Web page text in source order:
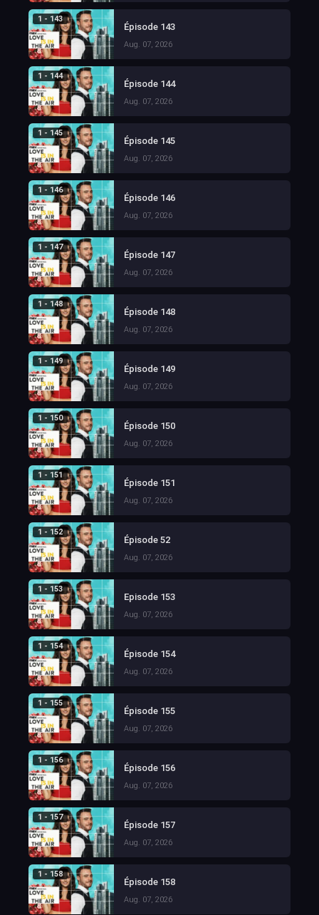
1 - 143
Épisode 143
Aug. 07, 2026
1 - 144
Épisode 144
Aug. 07, 2026
1 - 145
Épisode 145
Aug. 07, 2026
1 - 146
Épisode 146
Aug. 07, 2026
1 - 147
Épisode 147
Aug. 07, 2026
1 - 148
Épisode 148
Aug. 07, 2026
1 - 149
Épisode 149
Aug. 07, 2026
1 - 150
Épisode 150
Aug. 07, 2026
1 - 151
Épisode 151
Aug. 07, 2026
1 - 152
Épisode 52
Aug. 07, 2026
1 - 153
Episode 153
Aug. 07, 2026
1 - 154
Épisode 154
Aug. 07, 2026
1 - 155
Épisode 155
Aug. 07, 2026
1 - 156
Épisode 156
Aug. 07, 2026
1 - 157
Épisode 157
Aug. 07, 2026
1 - 158
Épisode 158
Aug. 07, 2026